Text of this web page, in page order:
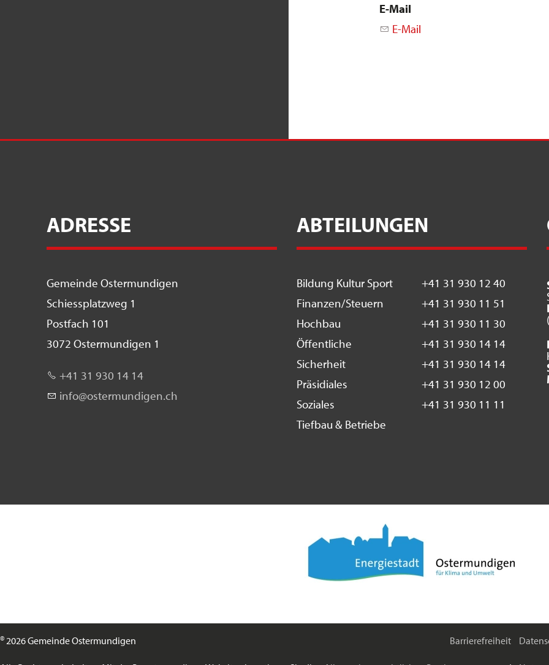
E-Mail
E-Mail
ADRESSE
Gemeinde Ostermundigen
Schiessplatzweg 1
Postfach 101
3072 Ostermundigen 1
+41 31 930 14 14
nf
st rm nd g n ch
ABTEILUNGEN
Bildung Kultur Sport
Finanzen/Steuern
Hochbau
Öffentliche
Sicherheit
Präsidiales
Soziales
Tiefbau & Betriebe
+41 31 930 12 40
+41 31 930 11 51
+41 31 930 11 30
+41 31 930 14 14
+41 31 930 14 14
+41 31 930 12 00
+41 31 930 11 11
© 2026 Gemeinde Ostermundigen Barrierefreiheit